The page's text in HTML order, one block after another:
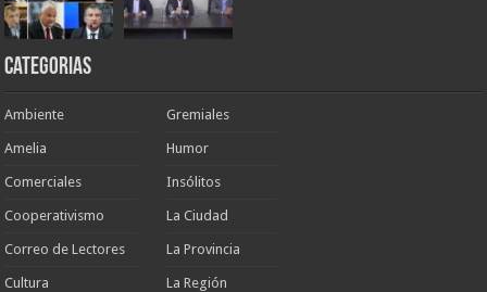
Categorias
Ambiente
Amelia
Comerciales
Cooperativismo
Correo de Lectores
Cultura
Gremiales
Humor
Insólitos
La Ciudad
La Provincia
La Región